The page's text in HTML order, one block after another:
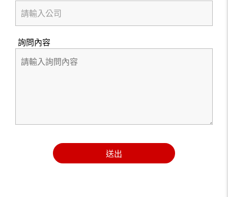
詢問內容
送出